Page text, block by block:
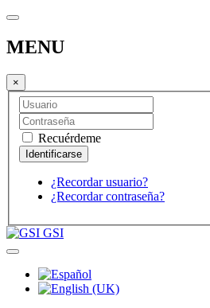
MENU
×
Recuérdeme
¿Recordar usuario?
¿Recordar contraseña?
GSI